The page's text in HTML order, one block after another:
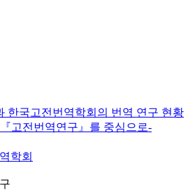
한국고전번역학회의 번역 연구 현황
고전번역연구』를 중심으로-
학회